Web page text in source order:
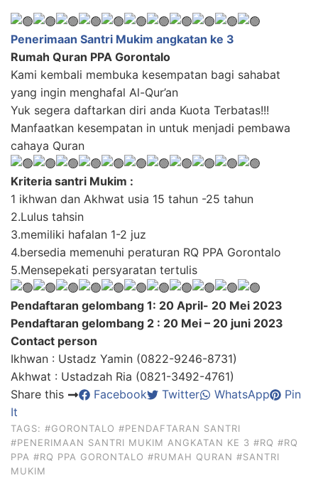
Penerimaan Santri Mukim angkatan ke 3
Rumah Quran PPA Gorontalo
Kami kembali membuka kesempatan bagi sahabat
yang ingin menghafal Al-Qur’an
Yuk segera daftarkan diri anda Kuota Terbatas!!!
Manfaatkan kesempatan in untuk menjadi pembawa
cahaya Quran
Kriteria santri Mukim :
1 ikhwan dan Akhwat usia 15 tahun -25 tahun
2.Lulus tahsin
3.memiliki hafalan 1-2 juz
4.bersedia memenuhi peraturan RQ PPA Gorontalo
5.Mensepekati persyaratan tertulis
Pendaftaran gelombang 1: 20 April- 20 Mei 2023
Pendaftaran gelombang 2 : 20 Mei – 20 juni 2023
Contact person
Ikhwan : Ustadz Yamin (0822-9246-8731)
Akhwat : Ustadzah Ria (0821-3492-4761)
Share this
Facebook Twitter WhatsApp
Pin
It
TAGS: #GORONTALO #PENDAFTARAN SANTRI
#PENERIMAAN SANTRI MUKIM ANGKATAN KE 3 #RQ #RQ
PPA #RQ PPA GORONTALO #RUMAH QURAN #SANTRI
MUKIM